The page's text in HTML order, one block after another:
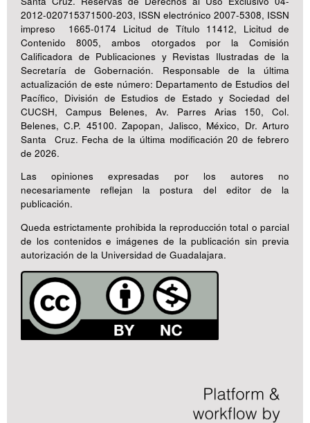
2012-020715371500-203, ISSN electrónico 2007-5308, ISSN
impreso 1665-0174 Licitud de Título 11412, Licitud de
Contenido 8005, ambos otorgados por la Comisión
Calificadora de Publicaciones y Revistas Ilustradas de la
Secretaría de Gobernación. Responsable de la última
actualización de este número: Departamento de Estudios del
Pacífico, División de Estudios de Estado y Sociedad del
CUCSH, Campus Belenes, Av. Parres Arias 150, Col.
Belenes, C.P. 45100. Zapopan, Jalisco, México, Dr. Arturo
Santa Cruz. Fecha de la última modificación 20 de febrero
de 2026.
Las opiniones expresadas por los autores no
necesariamente reflejan la postura del editor de la
publicación.
Queda estrictamente prohibida la reproducción total o parcial
de los contenidos e imágenes de la publicación sin previa
autorización de la Universidad de Guadalajara.